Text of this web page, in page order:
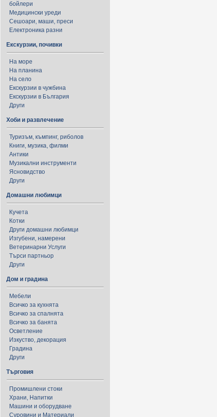
бойлери
Медицински уреди
Сешоари, маши, преси
Електроника разни
Екскурзии, почивки
На море
На планина
На село
Екскурзии в чужбина
Екскурзии в България
Други
Хоби и развлечение
Туризъм, къмпинг, риболов
Книги, музика, филми
Антики
Музикални инструменти
Ясновидство
Други
Домашни любимци
Кучета
Котки
Други домашни любимци
Изгубени, намерени
Ветеринарни Услуги
Търси партньор
Други
Дом и градина
Мебели
Всичко за кухнята
Всичко за спалнята
Всичко за банята
Осветление
Изкуство, декорация
Градина
Други
Търговия
Промишлени стоки
Храни, Напитки
Машини и оборудване
Суровини и Материали